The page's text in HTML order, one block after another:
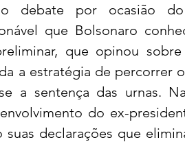
debate por ocasião
que Bolsonaro
que opinou
a estratégia de percorrer
a sentença das urnas.
do ex-
declarações que